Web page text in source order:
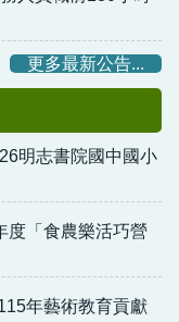
更多最新公告...
明志書院國中國小
度「食農樂活巧營
年藝術教育貢獻